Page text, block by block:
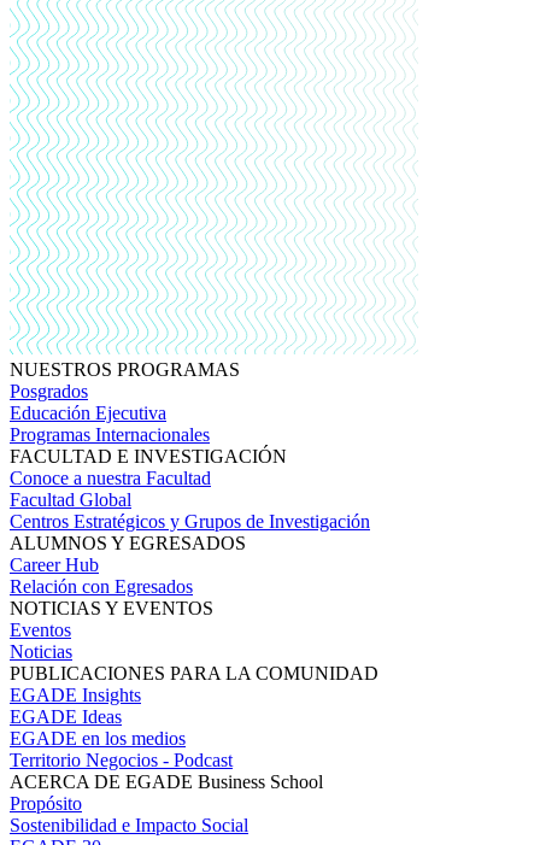
NUESTROS PROGRAMAS
Posgrados
Educación Ejecutiva
Programas Internacionales
FACULTAD E INVESTIGACIÓN
Conoce a nuestra Facultad
Facultad Global
Centros Estratégicos y Grupos de Investigación
ALUMNOS Y EGRESADOS
Career Hub
Relación con Egresados
NOTICIAS Y EVENTOS
Eventos
Noticias
PUBLICACIONES PARA LA COMUNIDAD
EGADE Insights
EGADE Ideas
EGADE en los medios
Territorio Negocios - Podcast
ACERCA DE EGADE Business School
Propósito
Sostenibilidad e Impacto Social